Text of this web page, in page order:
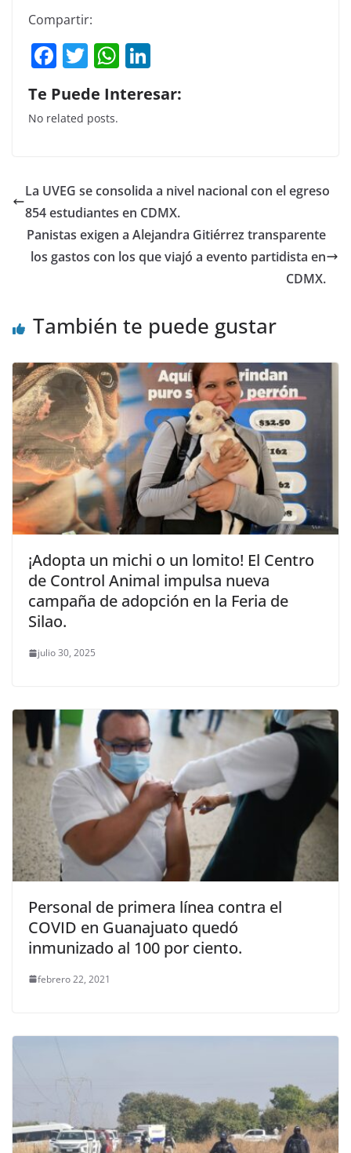
Compartir:
F
a
c
e
o
o
k
T
w
itt
er
W
h
at
p
p
k
n
Te Puede Interesar:
No related posts.
La UVEG se consolida a nivel nacional con el egreso
854 estudiantes en CDMX.
Panistas exigen a Alejandra Gitiérrez transparente
los gastos con los que viajó a evento partidista en
CDMX.
También te puede gustar
¡Adopta un michi o un lomito! El Centro
de Control Animal impulsa nueva
campaña de adopción en la Feria de
Silao.
julio 30, 2025
Personal de primera línea contra el
COVID en Guanajuato quedó
inmunizado al 100 por ciento.
febrero 22, 2021